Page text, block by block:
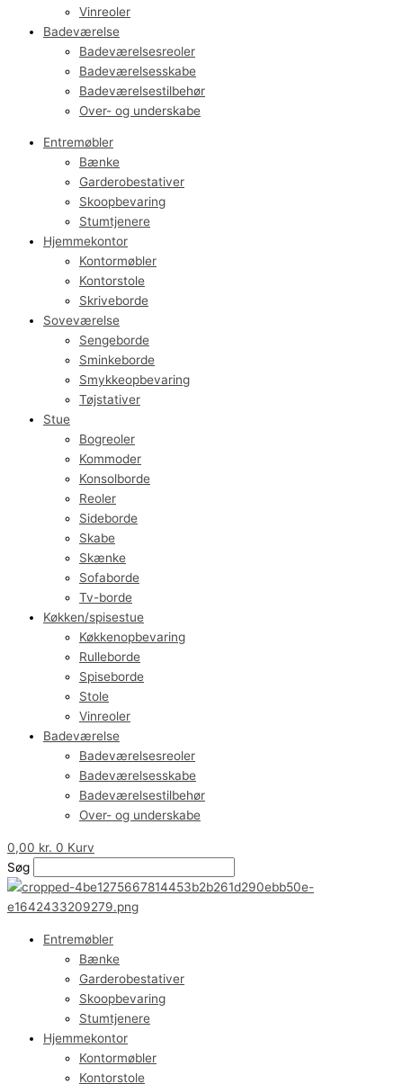
Vinreoler
Badeværelse
Badeværelsesreoler
Badeværelsesskabe
Badeværelsestilbehør
Over- og underskabe
Entremøbler
Bænke
Garderobestativer
Skoopbevaring
Stumtjenere
Hjemmekontor
Kontormøbler
Kontorstole
Skriveborde
Soveværelse
Sengeborde
Sminkeborde
Smykkeopbevaring
Tøjstativer
Stue
Bogreoler
Kommoder
Konsolborde
Reoler
Sideborde
Skabe
Skænke
Sofaborde
Tv-borde
Køkken/spisestue
Køkkenopbevaring
Rulleborde
Spiseborde
Stole
Vinreoler
Badeværelse
Badeværelsesreoler
Badeværelsesskabe
Badeværelsestilbehør
Over- og underskabe
0,00 kr. 0 Kurv
Søg
Entremøbler
Bænke
Garderobestativer
Skoopbevaring
Stumtjenere
Hjemmekontor
Kontormøbler
Kontorstole